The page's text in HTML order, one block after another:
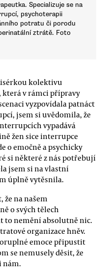
Specializuje se na
psychoterapii
potratu či porodu
ztrátě. Foto
kolektivu
která v rámci přípravy
vyzpovídala patnáct
jsem si uvědomila, že
vypadává
žen sice interrupce
o emočně a psychicky
si některé z nás potřebují
jsem si na vlastní
úplně vytěsnila.
že na našem
o svých tělech
to nemění absolutně nic.
organizace hněv.
emoce připustit
se nemusely děsit, že
nám.